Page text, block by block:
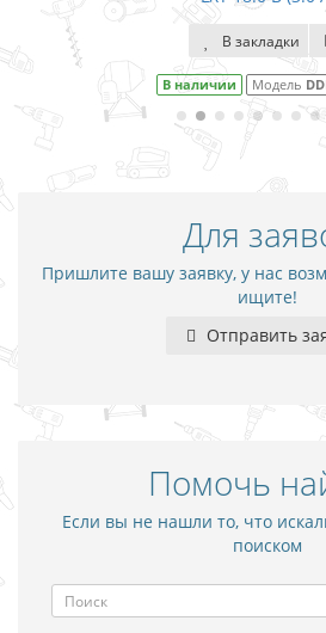
В закладки
В наличии Модель
Для
Пришлите вашу заявку, у нас
ищите!
Отправить
Помочь
Если вы не нашли то, что
поиском